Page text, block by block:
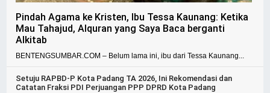
Pindah Agama ke Kristen, Ibu Tessa Kaunang: Ketika
Mau Tahajud, Alquran yang Saya Baca berganti
Alkitab
BENTENGSUMBAR.COM – Belum lama ini, ibu dari Tessa Kaunang...
Setuju RAPBD-P Kota Padang TA 2026, Ini Rekomendasi dan
Catatan Fraksi PDI Perjuangan PPP DPRD Kota Padang